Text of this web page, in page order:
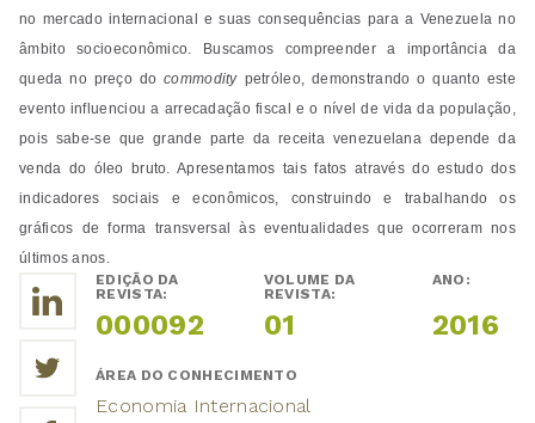
no mercado internacional e suas consequências para a Venezuela no
âmbito socioeconômico. Buscamos compreender a importância da
queda no preço docommodity petróleo, demonstrando o quanto este
evento influenciou a arrecadação fiscal e o nível de vida da população,
pois sabe-se que grande parte da receita venezuelana depende da
venda do óleo bruto. Apresentamos tais fatos através do estudo dos
indicadores sociais e econômicos, construindo e trabalhando os
gráficos de forma transversal às eventualidades que ocorreram nos
últimos anos.
EDIÇÃO DA
REVISTA:
000092
VOLUME DA
REVISTA:
01
ANO:
2016
ÁREA DO CONHECIMENTO
Economia Internacional